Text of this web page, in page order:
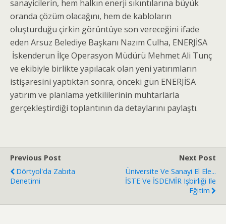
sanayicilerin, hem halkın enerji sıkıntılarına büyük
oranda çözüm olacağını, hem de kabloların
oluşturduğu çirkin görüntüye son vereceğini ifade
eden Arsuz Belediye Başkanı Nazım Culha, ENERJİSA
İskenderun İlçe Operasyon Müdürü Mehmet Ali Tunç
ve ekibiyle birlikte yapılacak olan yeni yatırımların
istişaresini yaptıktan sonra, önceki gün ENERJİSA
yatırım ve planlama yetkililerinin muhtarlarla
gerçekleştirdiği toplantının da detaylarını paylaştı.
Previous Post
Dörtyol'da Zabıta
Denetimi
Next Post
Üniversite Ve Sanayi El Ele...
İSTE Ve İSDEMİR Işbirliği Ile
Eğitim